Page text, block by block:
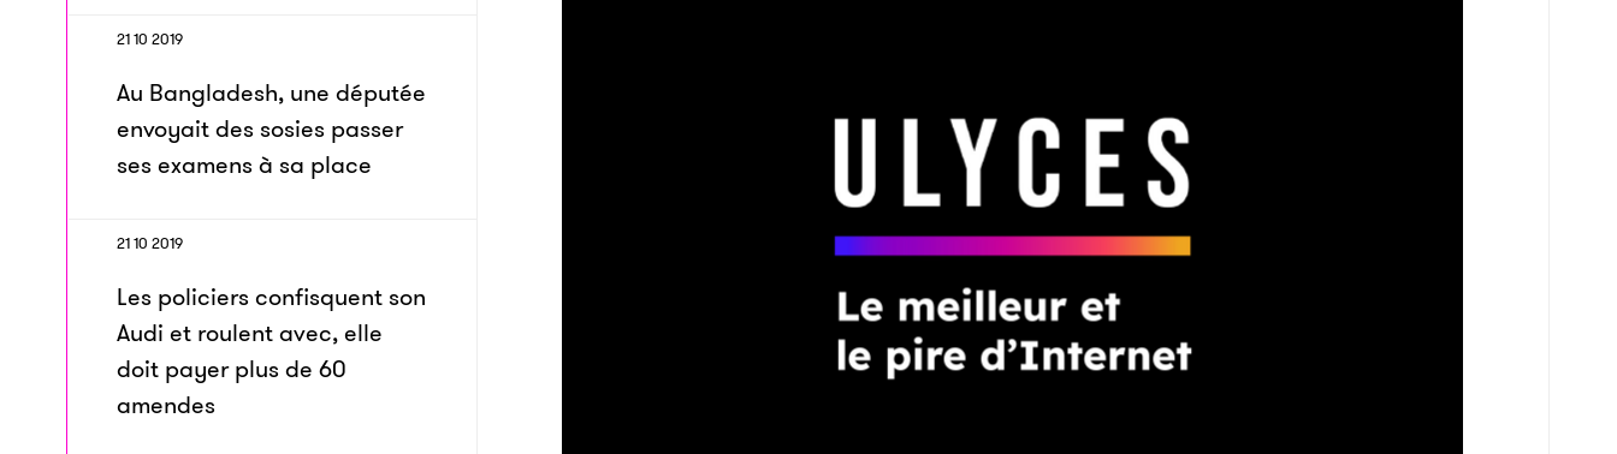
21 10 2019
Au Bangladesh, une députée
envoyait des sosies passer
ses examens à sa place
21 10 2019
Les policiers confisquent son
Audi et roulent avec, elle
doit payer plus de 60
amendes